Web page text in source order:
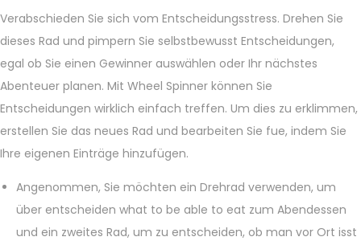
Verabschieden Sie sich vom Entscheidungsstress. Drehen Sie
dieses Rad und pimpern Sie selbstbewusst Entscheidungen,
egal ob Sie einen Gewinner auswählen oder Ihr nächstes
Abenteuer planen. Mit Wheel Spinner können Sie
Entscheidungen wirklich einfach treffen. Um dies zu erklimmen,
erstellen Sie das neues Rad und bearbeiten Sie fue, indem Sie
Ihre eigenen Einträge hinzufügen.
Angenommen, Sie möchten ein Drehrad verwenden, um
über entscheiden what to be able to eat zum Abendessen
und ein zweites Rad, um zu entscheiden, ob man vor Ort isst